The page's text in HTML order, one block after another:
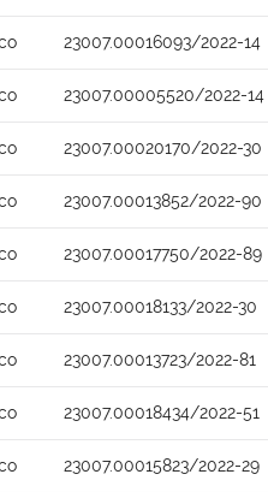
23007.00016093/2022-14
23007.00005520/2022-14
23007.00020170/2022-30
23007.00013852/2022-90
23007.00017750/2022-89
23007.00018133/2022-30
23007.00013723/2022-81
23007.00018434/2022-51
23007.00015823/2022-29